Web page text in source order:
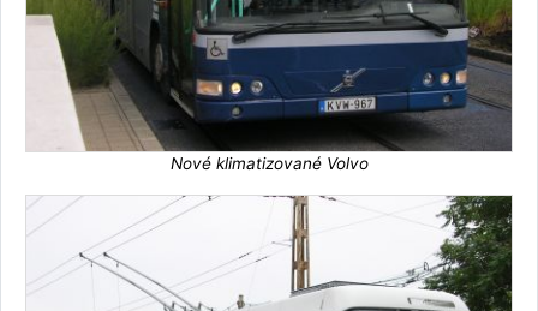
Nové klimatizované Volvo